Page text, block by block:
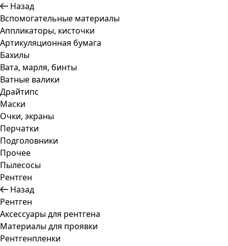
Назад
Вспомогательные материалы
Аппликаторы, кисточки
Артикуляционная бумага
Бахилы
Вата, марля, бинты
Ватные валики
Драйтипс
Маски
Очки, экраны
Перчатки
Подголовники
Прочее
Пылесосы
Рентген
Назад
Рентген
Аксессуары для рентгена
Материалы для проявки
Рентгенпленки